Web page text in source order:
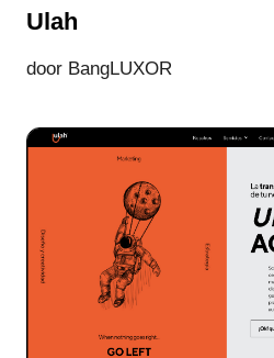
Ulah
door BangLUXOR